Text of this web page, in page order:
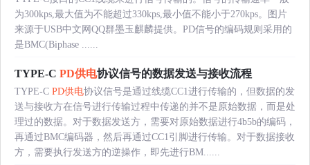
为300kps,最大值为不能超过330kps,最小值不能小于270kps。图片
来源于USB中文网QQ群墨玉麒麟提供。PD信号的编码规则采用的
是BMC(Biphase ......
TYPE-C PD供电协议信号的数据发送与接收流程
TYPE-C PD供电协议信号是通过线缆CC1进行传输的，但数据的发
送与接收方在信号进行传输过程中传递的并不是原始数据，而是处
理过的数据。对于数据发送方，需要对原始数据进行4b5b的编码，
再通过BMC编码器，然后再通过CC1引脚进行传输。对于数据接收
方，需要执行发送方的逆操作，即先进行BM......